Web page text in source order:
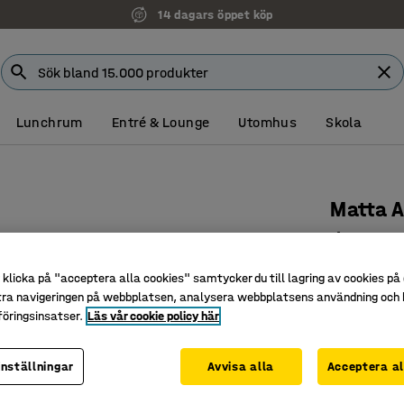
14 dagars öppet köp
Lunchrum Entré & Lounge Utomhus Skola
Matta
Ø 2000
Tålig och
Ger en
För
på "acceptera alla cookies" samtycker du till lagring av cookies på
navigeringen på webbplatsen, analysera webbplatsens användning
Läs vår cookie policy här
Avvisa alla Acceptera